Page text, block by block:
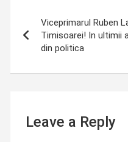
navigation
Viceprimarul Ruben
Timisoarei! In ultimii
din politica
Leave a Reply